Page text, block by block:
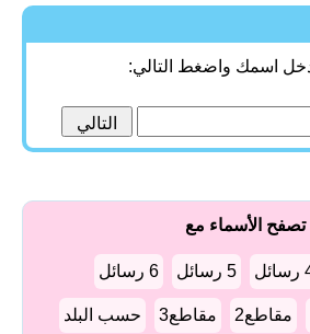
اسمك واضغط التالي:
تصفح الأسماء مع
5 رسائل 6 رسائل
مقاطع2 مقاطع3 حسب البلد